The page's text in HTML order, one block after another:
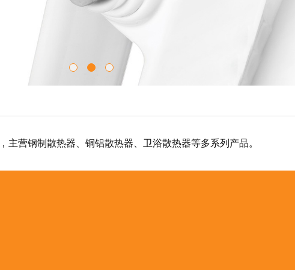
营钢制散热器、铜铝散热器、卫浴散热器等多系列产品。